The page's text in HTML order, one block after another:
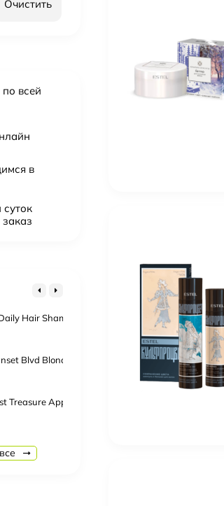
Очистить
всей
в
суток
Salon 6-18 Jelly Gloss 60 мл Краска для волос
Salon 10-3 Jelly Gloss 60 мл Краска для волос
Daily Hair Shampoo Шампунь для ежедневного
Blvd Blonde Сансет Бульвар Toning+Styling
Treasure Apple Cider Vinegar 177 мл «Мое
Tone Ultra Fefining Gel Crème Гель-Крем
Curl Defining Masque + Superseed Oil